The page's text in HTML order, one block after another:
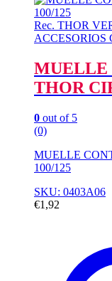
Rec. THOR
ACCESORIOS
MUELLE
THOR
0 out of 5
(0)
MUELLE
100/125
SKU: 0403A06
€1,92